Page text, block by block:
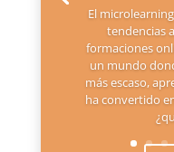
El
tendencias
formaciones
un mundo
más escaso,
ha convertido